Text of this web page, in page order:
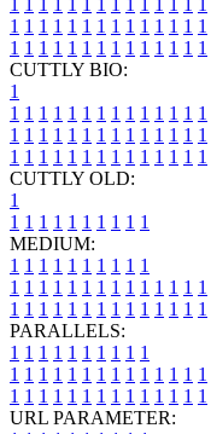
1 1 1 1 1 1 1 1 1 1 1 1 1 1
1 1 1 1 1 1 1 1 1 1 1 1 1 1
CUTTLY BIO:
1
1 1 1 1 1 1 1 1 1 1 1 1 1 1
1 1 1 1 1 1 1 1 1 1 1 1 1 1
1 1 1 1 1 1 1 1 1 1 1 1 1 1
CUTTLY OLD:
1
1 1 1 1 1 1 1 1 1 1
MEDIUM:
1 1 1 1 1 1 1 1 1 1
1 1 1 1 1 1 1 1 1 1 1 1 1 1
1 1 1 1 1 1 1 1 1 1 1 1 1 1
PARALLELS:
1 1 1 1 1 1 1 1 1 1
1 1 1 1 1 1 1 1 1 1 1 1 1 1
1 1 1 1 1 1 1 1 1 1 1 1 1 1
URL PARAMETER: